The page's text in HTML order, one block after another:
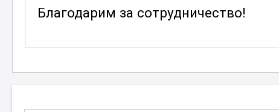
высококвалифицированными
Благодарим за сотрудничество!